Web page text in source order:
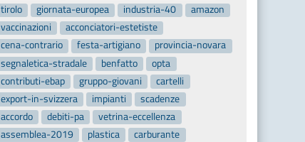
tirolo
giornata-europea industria-40
amazon
vaccinazioni
acconciatori-estetiste
cena-contrario
festa-artigiano
provincia-novara
segnaletica-stradale
benfatto
opta
contributi-ebap
gruppo-giovani
cartelli
export-in-svizzera
impianti
scadenze
accordo
debiti-pa
vetrina-eccellenza
assemblea-2019
plastica
carburante